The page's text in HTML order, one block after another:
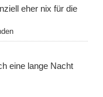
eher nix für die
eine lange Nacht